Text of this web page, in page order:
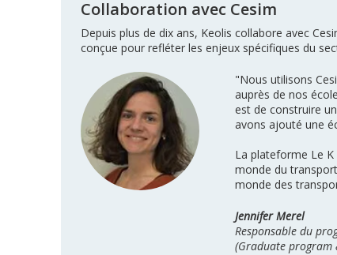
Collaboration avec Cesim
Depuis plus de dix ans, Keolis collabore avec
conçue pour refléter les enjeux spécifiques du
"Nous utilisons
auprès de nos
est de construire
avons ajouté une
La plateforme Le
monde du transport
monde des
Jennifer Merel
Responsable du
(Graduate program